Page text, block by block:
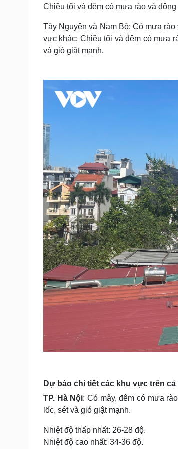
Nam khoa
Phòng mạch online
Ăn sạch sống khỏe
Chiều tối và đêm có mưa rào và
Tây Nguyên và Nam Bộ: Có mưa
vực khác: Chiều tối và đêm có mưa
và gió giật mạnh.
Dự báo chi tiết các khu vực trên
TP. Hà Nội: Có mây, đêm có mưa
lốc, sét và gió giật mạnh.
Nhiệt độ thấp nhất: 26-28 độ.
Nhiệt độ cao nhất: 34-36 độ.